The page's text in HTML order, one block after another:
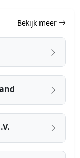
Bekijk meer